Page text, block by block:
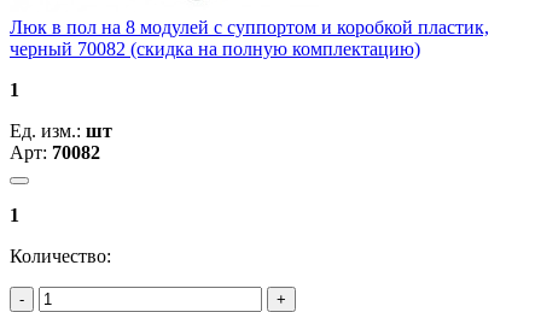
Люк в пол на 8 модулей с суппортом и коробкой пластик,
черный 70082 (скидка на полную комплектацию)
1
Ед. изм.: шт
Арт: 70082
1
Количество: